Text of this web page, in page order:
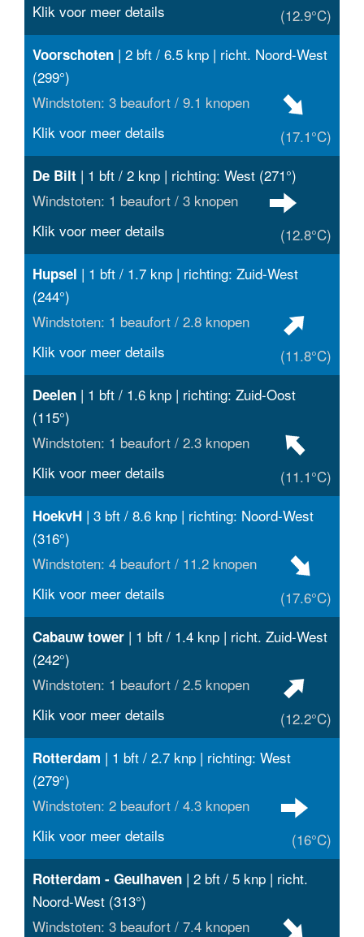
(12.9°C)
Klik voor meer details
Voorschoten | 2 bft / 6.5 knp | richt. Noord-West
(299°)
Windstoten: 3 beaufort / 9.1 knopen
(17.1°C)
Klik voor meer details
De Bilt | 1 bft / 2 knp | richting: West (271°)
Windstoten: 1 beaufort / 3 knopen
(12.8°C)
Klik voor meer details
Hupsel | 1 bft / 1.7 knp | richting: Zuid-West
(244°)
Windstoten: 1 beaufort / 2.8 knopen
(11.8°C)
Klik voor meer details
Deelen | 1 bft / 1.6 knp | richting: Zuid-Oost
(115°)
Windstoten: 1 beaufort / 2.3 knopen
(11.1°C)
Klik voor meer details
HoekvH | 3 bft / 8.6 knp | richting: Noord-West
(316°)
Windstoten: 4 beaufort / 11.2 knopen
(17.6°C)
Klik voor meer details
Cabauw tower | 1 bft / 1.4 knp | richt. Zuid-West
(242°)
Windstoten: 1 beaufort / 2.5 knopen
(12.2°C)
Klik voor meer details
Rotterdam | 1 bft / 2.7 knp | richting: West
(279°)
Windstoten: 2 beaufort / 4.3 knopen
(16°C)
Klik voor meer details
Rotterdam - Geulhaven | 2 bft / 5 knp | richt.
Noord-West (313°)
Windstoten: 3 beaufort / 7.4 knopen